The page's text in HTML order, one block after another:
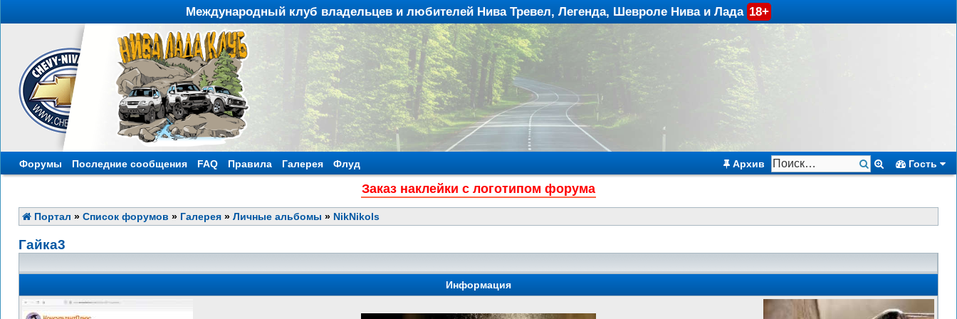
Международный клуб владельцев и любителей Нива Тревел, Легенда, Шевроле Нива и Лада 18+
Архив Гость
Форумы Последние сообщения FAQ Правила Галерея Флуд
Заказ наклейки с логотипом форума
Портал » Список форумов » Галерея » Личные альбомы » NikNikols
Гайка3
Информация